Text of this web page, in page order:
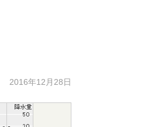
2016年12月28日